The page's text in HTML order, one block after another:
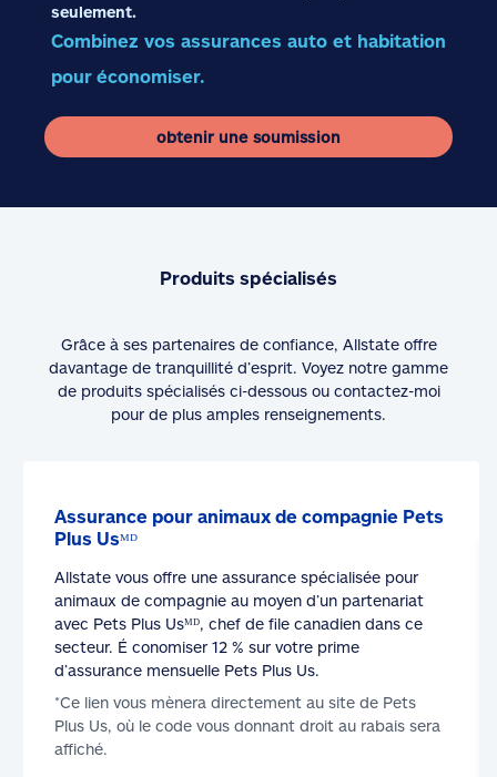
seulement.
Combinez vos assurances auto et habitation
pour économiser.
obtenir une soumission
Produits spécialisés
Grâce à ses partenaires de confiance, Allstate offre
davantage de tranquillité d’esprit. Voyez notre gamme
de produits spécialisés ci-dessous ou contactez-moi
pour de plus amples renseignements.
Assurance pour animaux de compagnie Pets
Plus Usᴹᴰ
Allstate vous offre une assurance spécialisée pour
animaux de compagnie au moyen d’un partenariat
avec Pets Plus Usᴹᴰ, chef de file canadien dans ce
secteur. É conomiser 12 % sur votre prime
d’assurance mensuelle Pets Plus Us.
*Ce lien vous mènera directement au site de Pets
Plus Us, où le code vous donnant droit au rabais sera
affiché.